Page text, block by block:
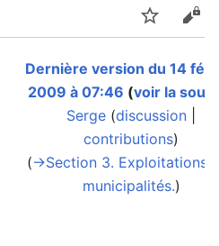
Suivre
Dernière version du 14
2009 à 07:46 (voir la
Serge (discussion
contributions)
(→‎Section 3. Exploitations
municipalités.)